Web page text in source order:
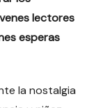
lectores
esperas
la nostalgia